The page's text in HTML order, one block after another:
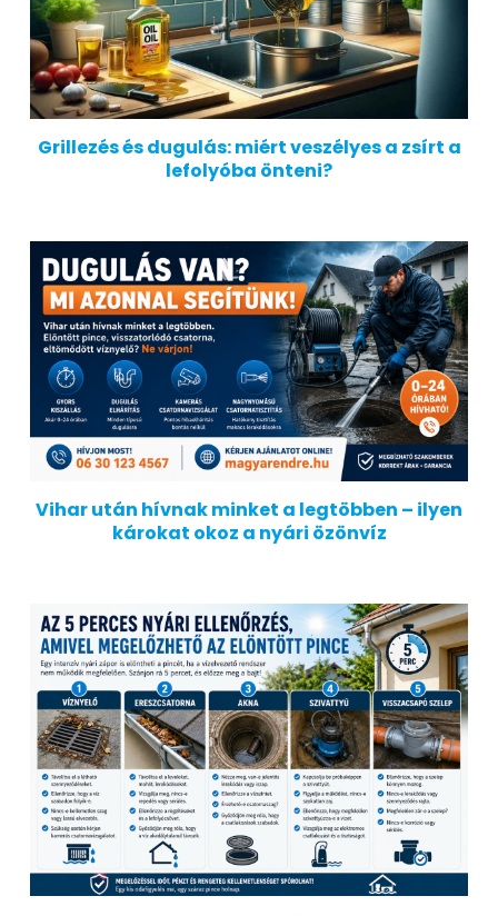
Grillezés és dugulás: miért veszélyes a zsírt a
lefolyóba önteni?
Vihar után hívnak minket a legtöbben – ilyen
károkat okoz a nyári özönvíz